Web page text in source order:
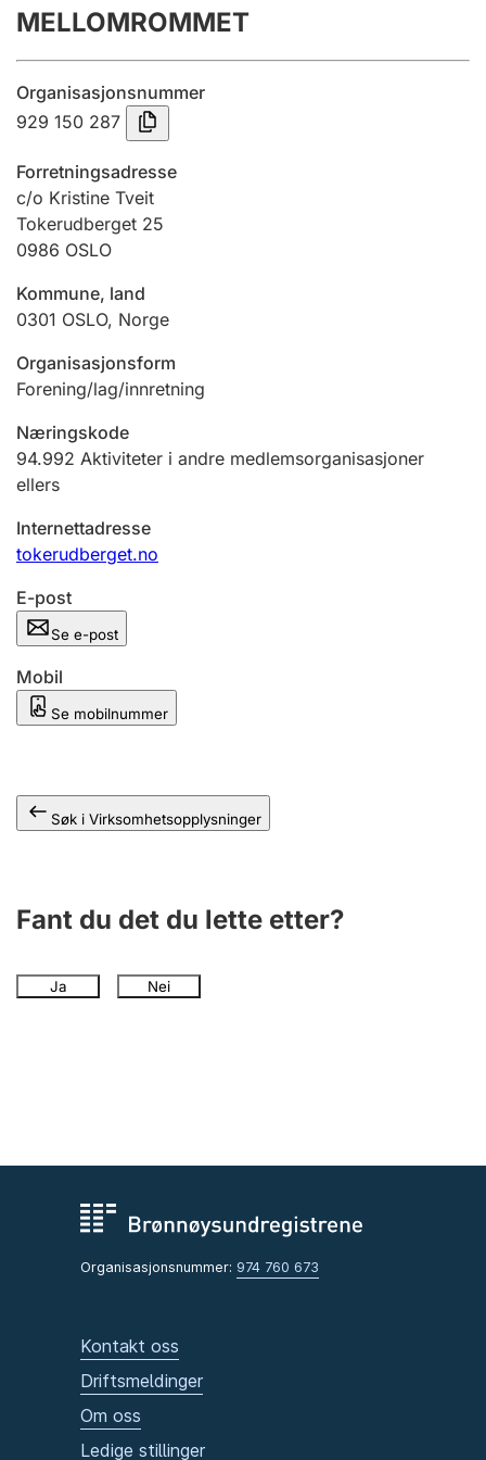
Årsregnskap
Innsending og forsinkelsesgebyr
Tinglysing
Jeger
Betaling og jegeravgiftskort
Ektepaktveileder
MELLOMROMMET
Organisasjonsnummer
929 150 287
Forretningsadresse
c/o Kristine Tveit
Tokerudberget 25
0986 OSLO
Kommune, land
0301 OSLO, Norge
Organisasjonsform
Forening/lag/innretning
Næringskode
94.992 Aktiviteter i andre medlemsorganisasjoner
ellers
Internettadresse
tokerudberget.no
E-post
Se e-post
Mobil
Se mobilnummer
Søk i Virksomhetsopplysninger
Fant du det du lette etter?
Ja Nei
Organisasjonsnummer: 974 760 673
Kontakt oss
Driftsmeldinger
Om oss
Ledige stillinger